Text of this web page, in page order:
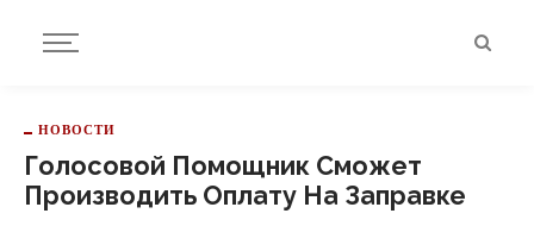
НОВОСТИ
Голосовой Помощник Сможет
Производить Оплату На Заправке